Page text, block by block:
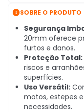
SOBRE O PRODUTO
Segurança
20mm oferece
furtos e danos.
Proteção Total:
riscos e
superfícies.
Uso Versátil:
motos, estepes
necessidades.